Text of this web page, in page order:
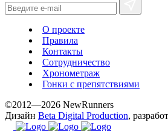
О проекте
Правила
Контакты
Сотрудничество
Хронометраж
Гонки с препятствиями
©2012—2026 NewRunners
Дизайн Beta Digital Production,